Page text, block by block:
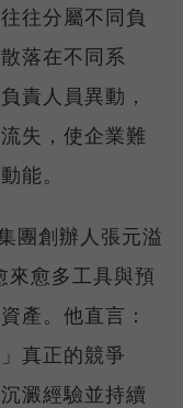
往分屬不同負
落在不同系
責人員異動，
失，使企業難
能。
團創辦人張元溢
來愈多工具與預
產。他直言：
真正的競爭
澱經驗並持續